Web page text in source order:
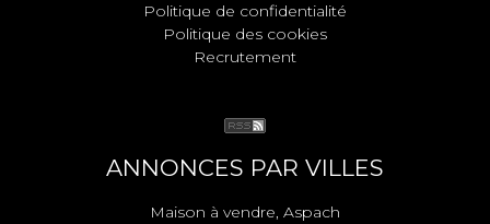
Politique de confidentialité
Politique des cookies
Recrutement
ANNONCES PAR VILLES
Maison à vendre, Aspach